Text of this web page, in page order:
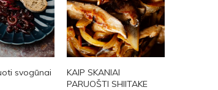
svogūnai
KAIP SKANIAI
PARUOŠTI SHIITAKE